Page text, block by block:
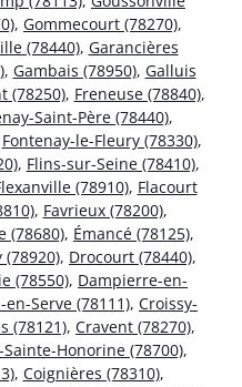
, Gommecourt (78270),
(78440), Garancières
, Gambais (78950), Galluis
(78250), Freneuse (78840),
Saint-Père (78440),
Fontenay-le-Fleury (78330),
, Flins-sur-Seine (78410),
(78910), Flacourt
, Favrieux (78200),
(78680), Émancé (78125),
(78920), Drocourt (78440),
(78550), Dampierre-en-
Serve (78111), Croissy-
(78121), Cravent (78270),
Honorine (78700),
, Coignières (78310),